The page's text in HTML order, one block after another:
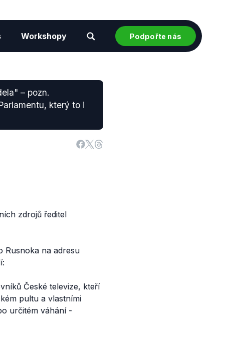
Workshopy Podpořte nás
– pozn.
který to i
zdrojů ředitel
Rusnoka na adresu
České televize, kteří
pultu a vlastními
určitém váhání -